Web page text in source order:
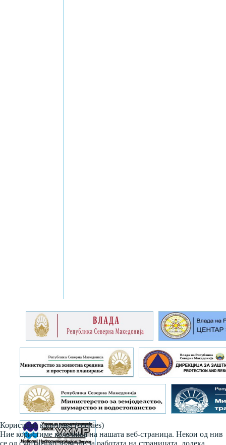
Користиме колачиња (cookies)
Ние користиме колачиња на нашата веб-страница. Некои од нив
се од суштинско значење за работата на страницата, додека